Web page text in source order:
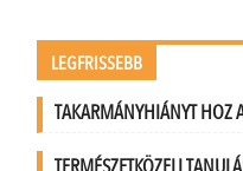
LEGFRISSEBB
TAKARMÁNYHIÁNYT HOZ